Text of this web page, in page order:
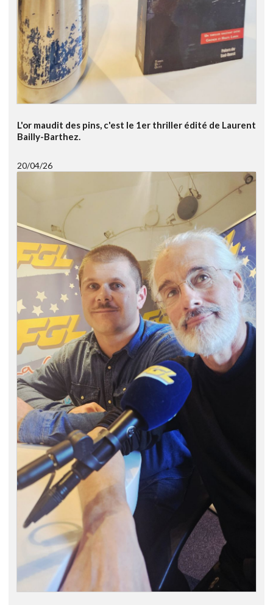
L'or maudit des pins, c'est le 1er thriller édité de Laurent
Bailly-Barthez.
20/04/26